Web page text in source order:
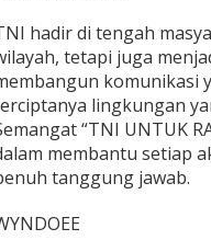
hadir di tengah
tetapi juga
komunikasi
lingkungan
“TNI UNTUK
membantu setiap
tanggung jawab.